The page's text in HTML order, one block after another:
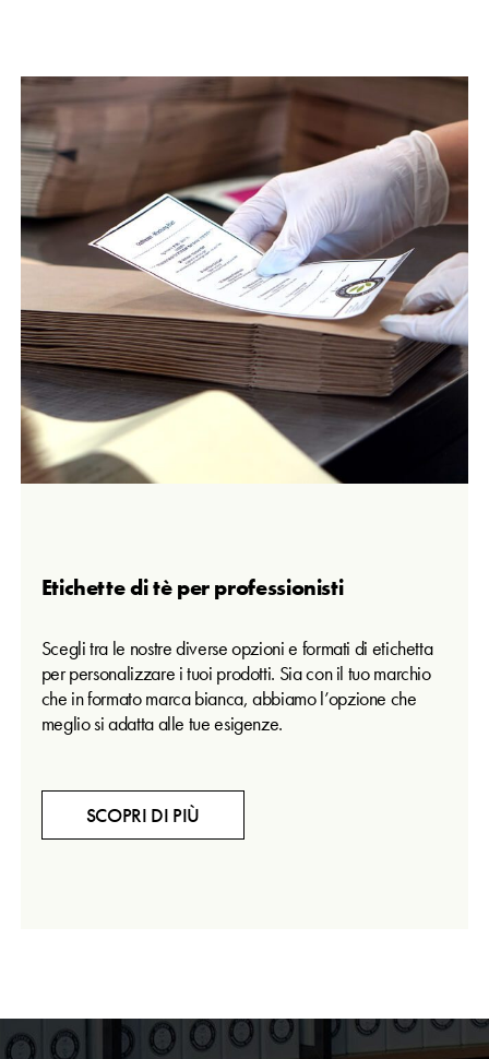
Etichette di tè per professionisti
Scegli tra le nostre diverse opzioni e formati di etichetta
per personalizzare i tuoi prodotti. Sia con il tuo marchio
che in formato marca bianca, abbiamo l’opzione che
meglio si adatta alle tue esigenze.
SCOPRI DI PIÙ